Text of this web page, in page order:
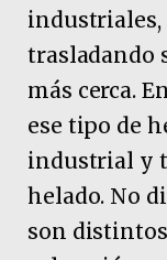
industriales,
trasladando
más cerca.
ese tipo de
industrial y
helado. No
son